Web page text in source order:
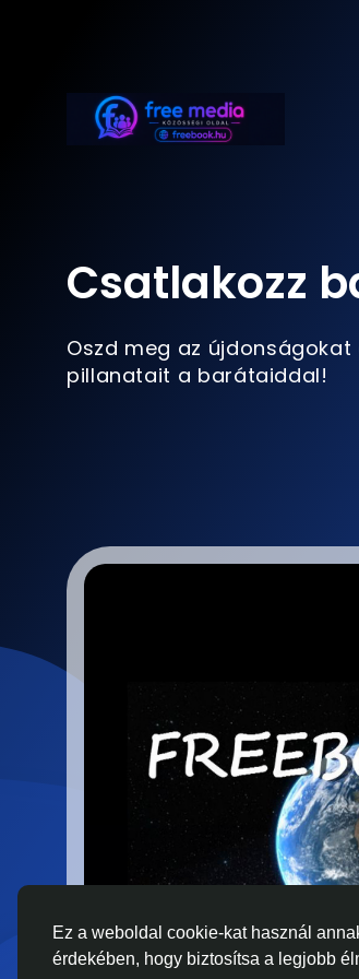
Ez a weboldal cookie-kat használ
érdekében, hogy biztosítsa a legjobb
Csatlakozz
Oszd meg az újdonságokat
pillanatait a barátaiddal!